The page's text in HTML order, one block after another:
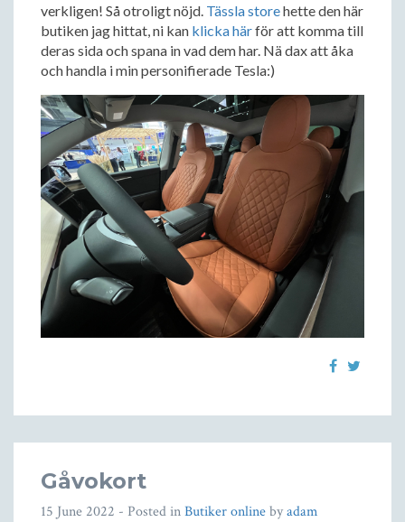
verkligen! Så otroligt nöjd. Tässla storehette den här
butiken jag hittat, ni kan klicka härför att komma till
deras sida och spana in vad dem har. Nä dax att åka
och handla i min personifierade Tesla:)
Gåvokort
15 June 2022 - Posted inButiker onlinebyadam